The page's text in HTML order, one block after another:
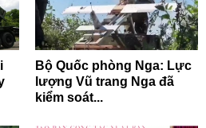
Bộ Quốc phòng Nga: Lực
lượng Vũ trang Nga đã
kiểm soát...